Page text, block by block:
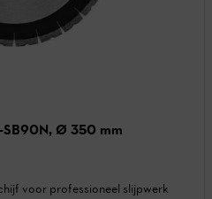
Ø 350 mm
voor professioneel slijpwerk